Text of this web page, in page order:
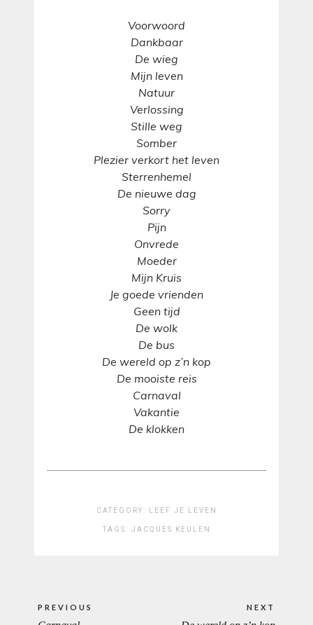
Voorwoord
Dankbaar
De wieg
Mijn leven
Natuur
Verlossing
Stille weg
Somber
Plezier verkort het leven
Sterrenhemel
De nieuwe dag
Sorry
Pijn
Onvrede
Moeder
Mijn Kruis
Je goede vrienden
Geen tijd
De wolk
De bus
De wereld op z’n kop
De mooiste reis
Carnaval
Vakantie
De klokken
CATEGORY: LEEF JE LEVEN
TAGS: JACQUES KEULEN
PREVIOUS NEXT